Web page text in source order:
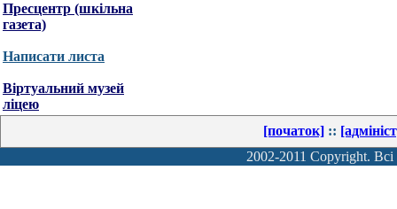
Пресцентр (шкільна
газета)
Написати листа
Віртуальний музей
ліцею
[початок] ::
2002-2011 Copyright.